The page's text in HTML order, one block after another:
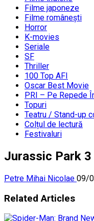
Filme japoneze
Filme românești
Horror
K-movies
Seriale
SF
Thriller
100 Top AFI
Oscar Best Movie
PRI – Pe Repede
Topuri
Teatru / Stand-up
Colțul de lectură
Festivaluri
Jurassic Park 3
Petre Mihai Nicolae 09/
Related Articles